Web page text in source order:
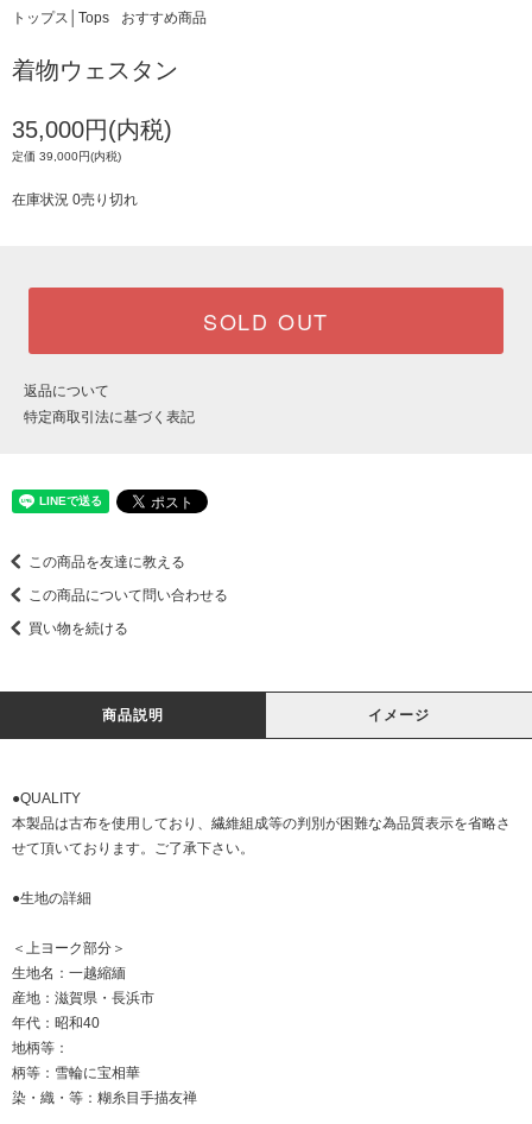
トップス│Tops おすすめ商品
着物ウェスタン
35,000円(内税)
定価 39,000円(内税)
在庫状況 0売り切れ
SOLD OUT
返品について
特定商取引法に基づく表記
この商品を友達に教える
この商品について問い合わせる
買い物を続ける
商品説明 イメージ
●QUALITY
本製品は古布を使用しており、繊維組成等の判別が困難な為品質表示を省略さ
せて頂いております。ご了承下さい。
●生地の詳細
＜上ヨーク部分＞
生地名：一越縮緬
産地：滋賀県・長浜市
年代：昭和40
地柄等：
柄等：雪輪に宝相華
染・織・等：糊糸目手描友禅